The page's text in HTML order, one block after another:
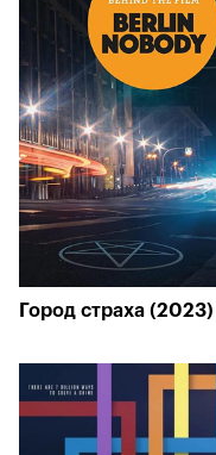
Город страха (2023)